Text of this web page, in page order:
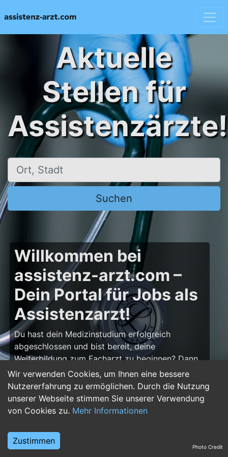
Wir verwenden Cookies, um Ihnen eine bessere
Nutzererfahrung zu ermöglichen. Durch die Nutzung
unserer Webseite stimmen Sie unserer Verwendung
von Cookies zu. Mehr Informationen
Zustimmen
Aktuelle
Stellen für
Assistenzärzte!
Ort, Stadt
Suchen
Willkommen bei
assistenz-arzt.com –
Dein Portal für Jobs als
Assistenzarzt!
Du hast dein Medizinstudium erfolgreich
abgeschlossen und bist bereit, deine
Weiterbildung zum Facharzt zu beginnen? Dann
bist du aufassistenz-arzt.comgenau richtig!
Hier findest du zahlreiche Stellenangebote für
Assistenzärzte in allen Fachrichtungen – von der
Inneren Medizin über die Chirurgie bis hin zur
deine Karriere im Arztberuf und finde die
passende Klinik oder Praxis für deinen nächstenPhoto Credit